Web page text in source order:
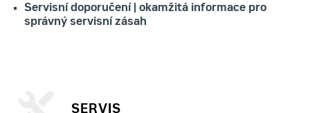
Servisní doporučení | okamžitá informace pro
správný servisní zásah
SERVIS